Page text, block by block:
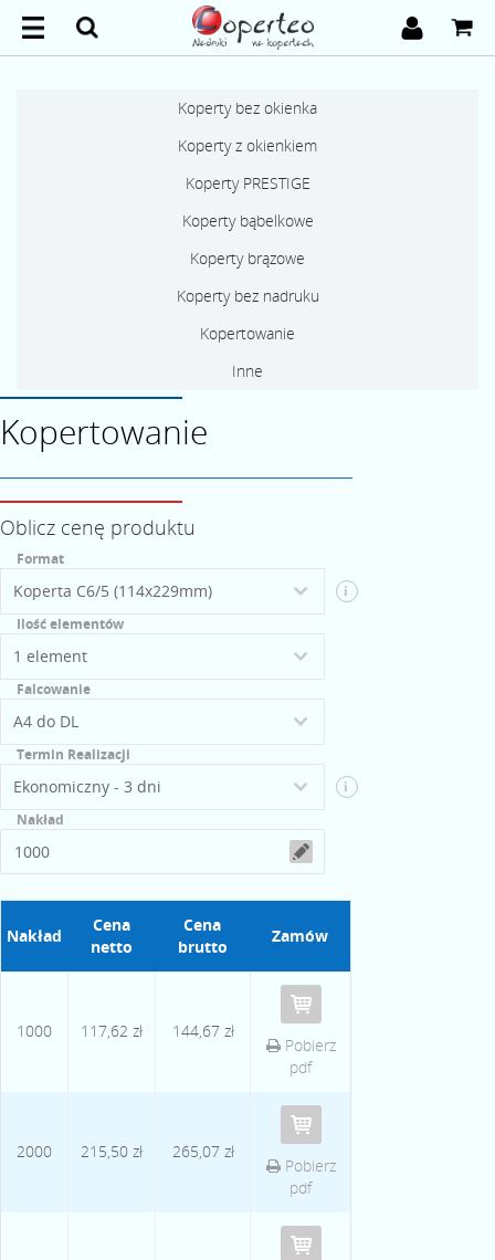
Koperty bez okienka
Koperty z okienkiem
Koperty PRESTIGE
Koperty bąbelkowe
Koperty brązowe
Koperty bez nadruku
Kopertowanie
Inne
Kopertowanie
Oblicz cenę produktu
Format
i
Ilość elementów
Falcowanie
Termin Realizacji
i
Nakład
Nakład
Cena
netto
Cena
brutto
Zamów
1000 117,62 zł 144,67 zł
Pobierz
pdf
2000 215,50 zł 265,07 zł
Pobierz
pdf